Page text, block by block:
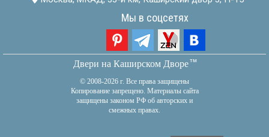
Мы в соцсетях
Двери на Каширском Дворетм
© 2008-2026 г. Все права защищены
Копирование запрещено. Материалы сайта
защищены законом РФ об авторских и
смежных правах.